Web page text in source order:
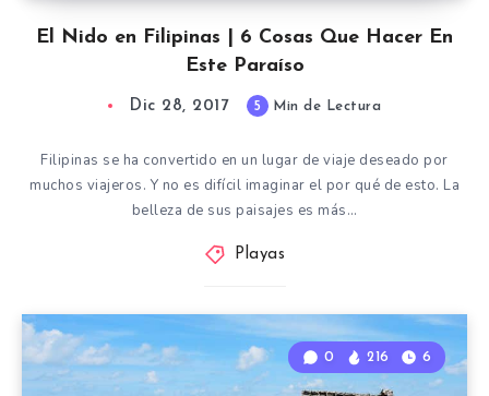
El Nido en Filipinas | 6 Cosas Que Hacer En
Este Paraíso
Dic 28, 2017 5 Min de Lectura
Filipinas se ha convertido en un lugar de viaje deseado por
muchos viajeros. Y no es difícil imaginar el por qué de esto. La
belleza de sus paisajes es más…
Playas
0 216 6